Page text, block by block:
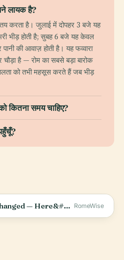
लायक है?
करता है। जुलाई में दोपहर 3 बजे यह
भीड़ होती है; सुबह 6 बजे यह केवल
की आवाज़ होती है। यह फव्वारा
है — रोम का सबसे बड़ा बारोक
को तभी महसूस करते हैं जब भीड़
कितना समय चाहिए?
The Trevi Fountain Changed — Here&#39;s What You Need to Know RomeWise